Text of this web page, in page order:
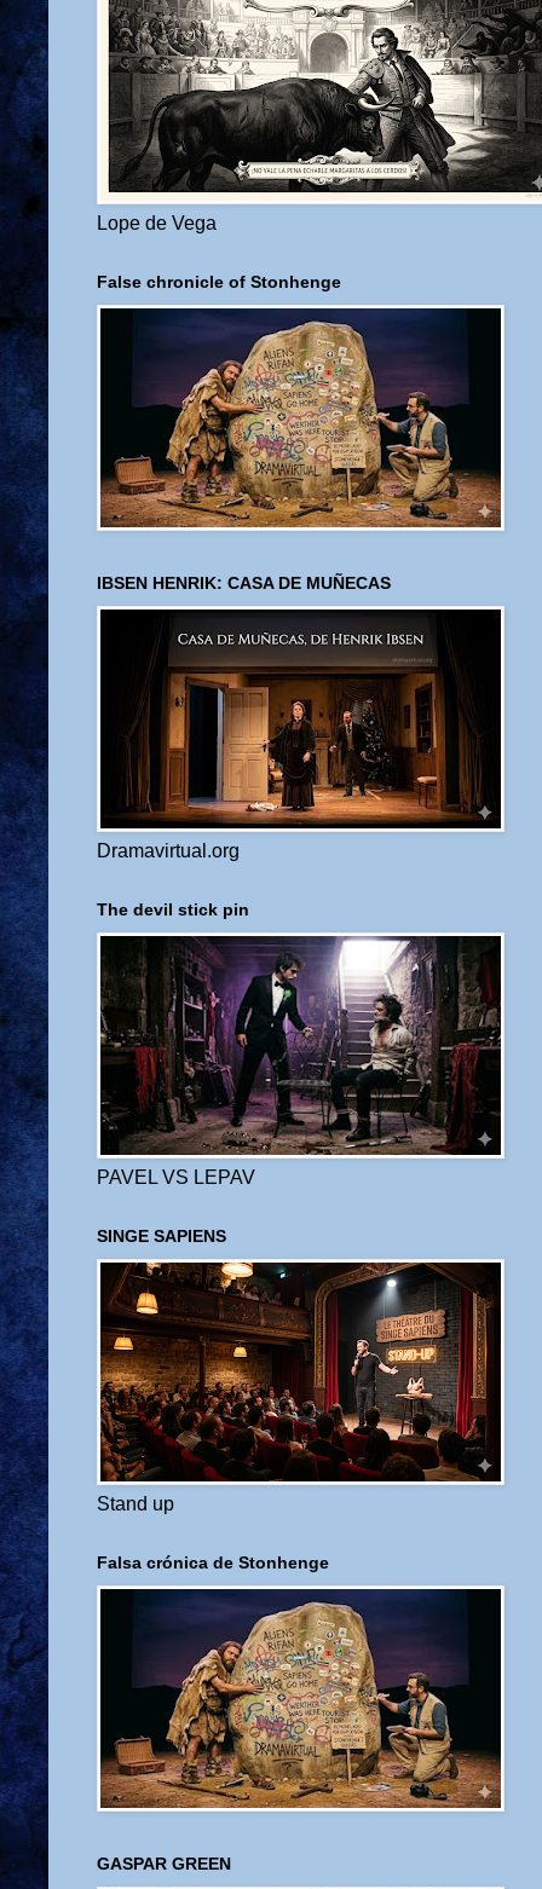
Lope de Vega
False chronicle of Stonhenge
IBSEN HENRIK: CASA DE MUÑECAS
Dramavirtual.org
The devil stick pin
PAVEL VS LEPAV
SINGE SAPIENS
Stand up
Falsa crónica de Stonhenge
GASPAR GREEN